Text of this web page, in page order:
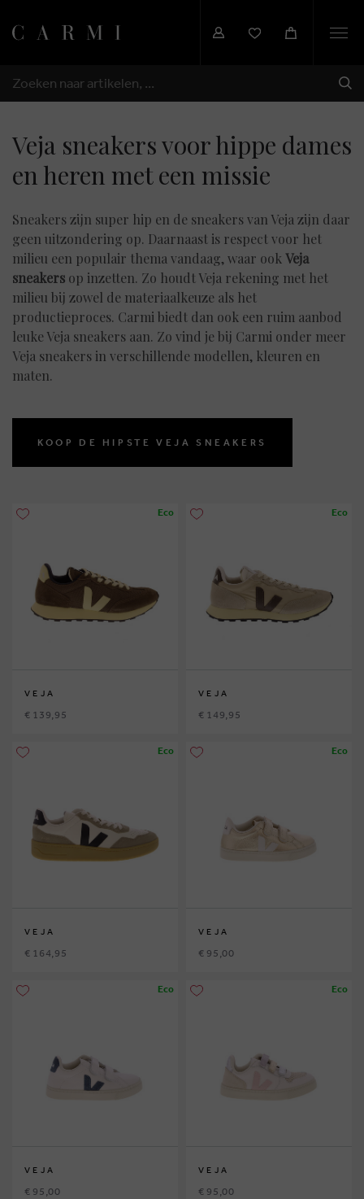
ZOEKEN
Veja sneakers voor hippe dames
en heren met een missie
Sneakers zijn super hip en de sneakers van Veja zijn daar
geen uitzondering op. Daarnaast is respect voor het
milieu een populair thema vandaag, waar ook Veja
sneakers op inzetten. Zo houdt Veja rekening met het
milieu bij zowel de materiaalkeuze als het
productieproces. Carmi biedt dan ook een ruim aanbod
leuke Veja sneakers aan. Zo vind je bij Carmi onder meer
Veja sneakers in verschillende modellen, kleuren en
maten.
KOOP DE HIPSTE VEJA SNEAKERS
Eco
VEJA
€ 139,95
Eco
VEJA
€ 149,95
Eco
VEJA
€ 164,95
Eco
VEJA
€ 95,00
Eco
VEJA
€ 95,00
Eco
VEJA
€ 95,00